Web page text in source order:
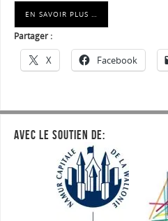
EN SAVOIR PLUS …
Partager :
X Facebook
AVEC LE SOUTIEN DE: